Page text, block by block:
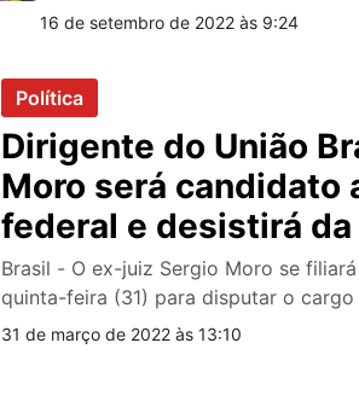
16 de setembro de 2022 às 9:24
Política
Dirigente do União
Moro será candidato
federal e desistirá
Brasil - O ex-juiz Sergio Moro se
quinta-feira (31) para disputar o
31 de março de 2022 às 13:10